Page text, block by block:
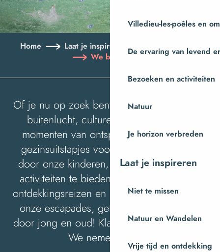
Villedieu-les-poêles en
De ervaring van levend
Bezoeken en activiteiten
Natuur
Je horizon verbreden
Laat je inspireren
Niet te missen
Natuur en Wandelen
Vrije tijd en ontdekking
Home Laat je inspireren
Met de familie
We brengen je…
Of je nu op zoek bent naar avonturen in de
buitenlucht, culturele ontdekkingen of
momenten van ontspanning, wij hebben
gezinsuitstapjes voor je getest, begeleid
door onze kinderen, om je onvergetelijke
activiteiten te bieden . Volg ons op onze
ontdekkingsreizen en laat je inspireren door
onze escapades, getest en goedgekeurd
door jong en oud! Klaar om ons te volgen?
We nemen je mee!